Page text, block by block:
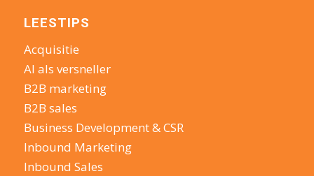
LEESTIPS
Acquisitie
AI als versneller
B2B marketing
B2B sales
Business Development & CSR
Inbound Marketing
Inbound Sales